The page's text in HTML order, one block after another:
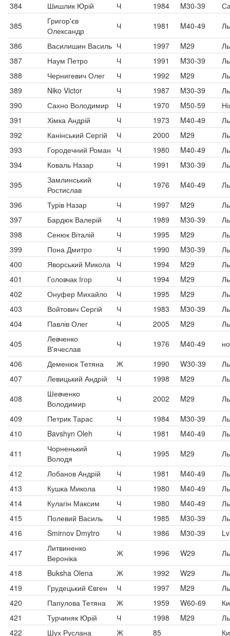
384
Шишлик Юрій Ч 1984 M30-39
385
Григор'єв
Олександр
Ч 1981 M40-49
386
Василишин Василь Ч 1997 M29
387
Наум Петро Ч 1991 M30-39
388
Чернигевич Олег Ч 1992 M29
389
Niko Victor Ч 1987 M30-39
390
Сахно Володимир Ч 1970 M50-59
391
Хімка Андрій Ч 1973 M40-49
392
Канінський Сергій Ч 2000 M29
393
Городечний Роман Ч 1980 M40-49
394
Коваль Назар Ч 1991 M30-39
395
Замлинський
Ростислав
Ч 1976 M40-49
396
Турів Назар Ч 1997 M29
397
Бардюк Валерій Ч 1989 M30-39
398
Сенюк Віталій Ч 1995 M29
399
Пона Дмитро Ч 1990 M30-39
400
Яворський Микола Ч 1994 M29
401
Головчак Ігор Ч 1994 M29
402
Онуфер Михайло Ч 1995 M29
403
Войтович Сергій Ч 1983 M30-39
404
Павлів Олег Ч 2005 M29
405
Левченко
В'ячеслав
Ч 1976 M40-49
406
Деменюк Тетяна Ж 1990 W30-39
407
Левицький Андрій Ч 1998 M29
408
Шевченко
Володимир
Ч 2002 M29
409
Петрик Тарас Ч 1984 M30-39
410
Bavshyn Oleh Ч 1981 M40-49
411
Чорненький
Володя
Ч 1995 M29
412
Лобанов Андрій Ч 1981 M40-49
413
Кушка Микола Ч 1980 M40-49
414
Кулагін Максим Ч 1980 M40-49
415
Полевий Василь Ч 1985 M30-39
416
Smirnov Dmytro Ч 1986 M30-39
417
Литвиненко
Вероніка
Ж 1996 W29
418
Buksha Olena Ж 1992 W29
419
Грудецький Євген Ч 1997 M29
420
Папулова Тетяна Ж 1959 W60-69
421
Турчиняк Юрій Ч 1998 M29
422
Шух Руслана Ж 85